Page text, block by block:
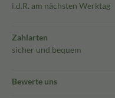
i.d.R. am nächsten Werktag
Zahlarten
sicher und bequem
Bewerte uns